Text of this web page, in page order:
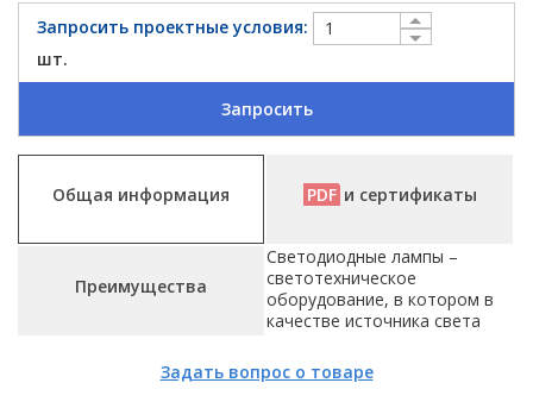
Запросить проектные условия:
шт.
Запросить
Общая информация PDF и сертификаты
Преимущества
Задать вопрос о товаре
Светодиодные лампы –
светотехническое
оборудование, в котором в
качестве источника света